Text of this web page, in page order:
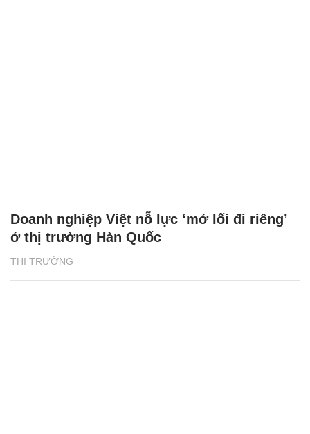
THỊ TRƯỜNG
Doanh nghiệp Việt nỗ lực ‘mở lối đi riêng’
ở thị trường Hàn Quốc